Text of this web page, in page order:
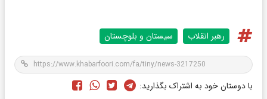
رهبر انقلاب سیستان و بلوچستان
با دوستان خود به اشتراک بگذارید: